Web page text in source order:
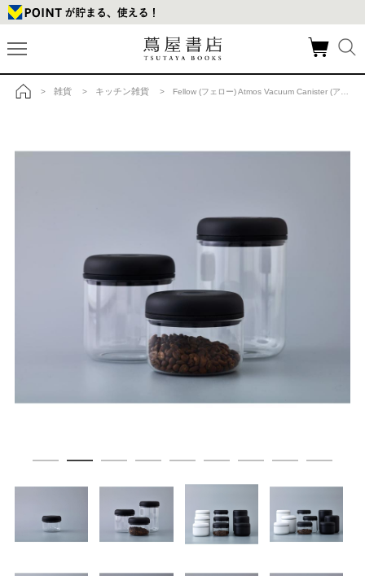
> 雑貨 > キッチン雑貨 > Fellow (フェロー) Atmos Vacuum Canister (アトモス真空キャニスター)0.4L クリアガラスの商品詳細